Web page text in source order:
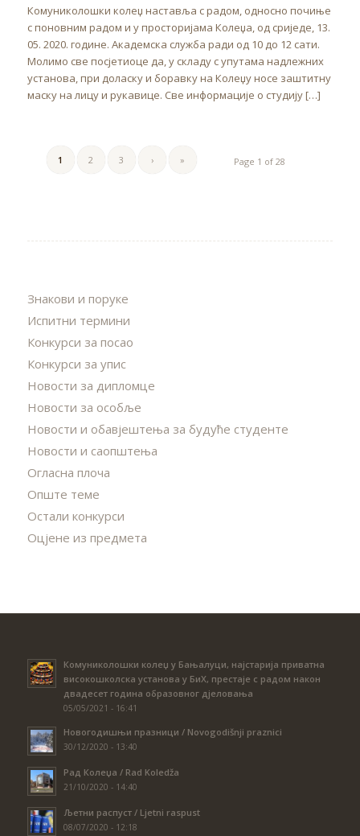
Комуниколошки колеџ наставља с радом, односно почиње
с поновним радом и у просторијама Колеџа, од сриједе, 13.
05. 2020. године. Академска служба ради од 10 до 12 сати.
Молимо све посјетиоце да, у складу с упутама надлежних
установа, при доласку и боравку на Колеџу носе заштитну
маску на лицу и рукавице. Све информације о студију […]
Page 1 of 28
1 2 3 › »
Знакови и поруке
Испитни термини
Конкурси за посао
Конкурси за упис
Новости за дипломце
Новости за особље
Новости и обавјештења за будуће студенте
Новости и саопштења
Огласна плоча
Опште теме
Остали конкурси
Оцјене из предмета
Комуниколошки колеџ у Бањалуци, најстарија приватна
високошколска установа у БиХ, престаје с радом након
двадесет година образовног дјеловања
05/05/2021 - 16:41
Новогодишњи празници / Novogodišnji praznici
30/12/2020 - 13:40
Рад Колеџа / Rad Koledža
21/10/2020 - 14:40
Љетни распуст / Ljetni raspust
08/07/2020 - 12:18